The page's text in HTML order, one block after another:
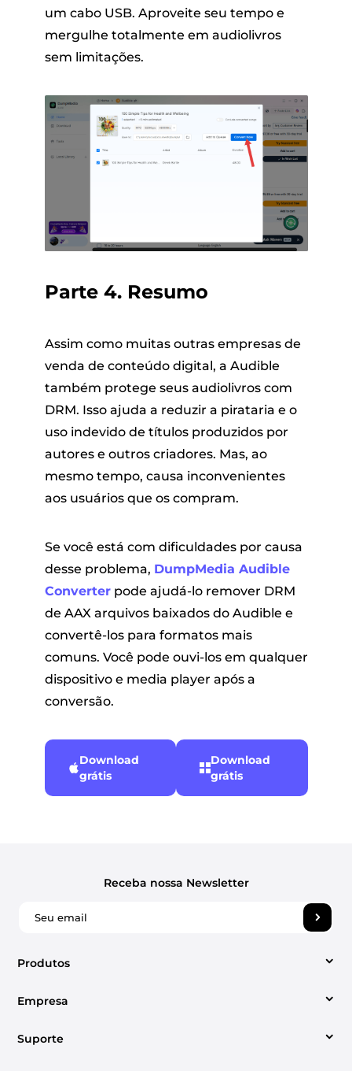
um cabo USB. Aproveite seu tempo e
mergulhe totalmente em audiolivros
sem limitações.
Parte 4. Resumo
Assim como muitas outras empresas de
venda de conteúdo digital, a Audible
também protege seus audiolivros com
DRM. Isso ajuda a reduzir a pirataria e o
uso indevido de títulos produzidos por
autores e outros criadores. Mas, ao
mesmo tempo, causa inconvenientes
aos usuários que os compram.
Se você está com dificuldades por causa
desse problema, DumpMedia Audible
Converterpode ajudá-lo remover DRM
de AAX arquivos baixados do Audible e
convertê-los para formatos mais
comuns. Você pode ouvi-los em qualquer
dispositivo e media player após a
conversão.
Download
grátis
Download
grátis
Produtos
Conversor de vídeo
Suporte
Empresa
Sobre Nós
Receba nossa Newsletter